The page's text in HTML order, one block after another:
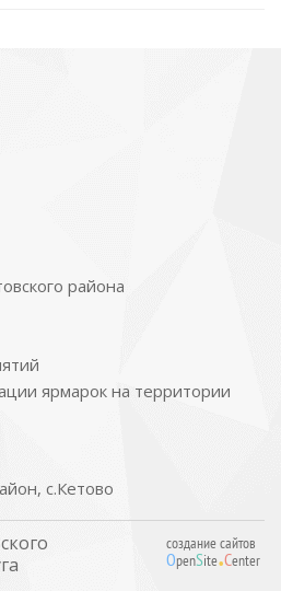
района
ярмарок на территории
с.Кетово
создание сайтов
OpenSite.Center